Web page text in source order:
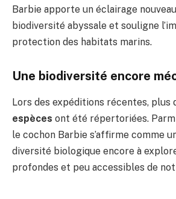
Barbie apporte un éclairage
biodiversité abyssale et souligne
protection des habitats marins.
Une biodiversité encore
Lors des expéditions récentes, plus
espèces ont été répertoriées.
le cochon Barbie s’affirme comme
diversité biologique encore à
profondes et peu accessibles de